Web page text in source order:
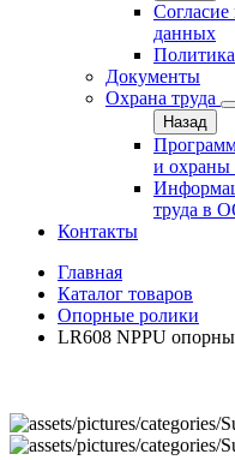
Согласие
данных
Документы
Охрана труда
Назад
и охраны
труда в
Контакты
Главная
Каталог товаров
Опорные ролики
LR608 NPPU